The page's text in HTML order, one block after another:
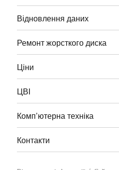
Відновлення даних
Ремонт жорсткого диска
Ціни
ЦВІ
Комп’ютерна техніка
Контакти